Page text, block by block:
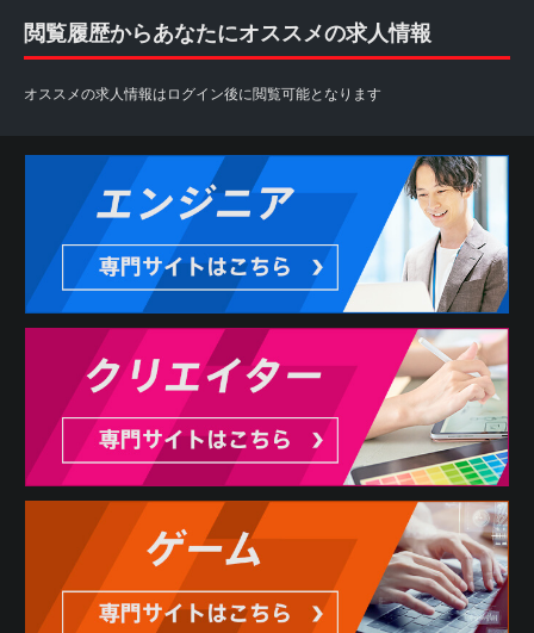
閲覧履歴からあなたにオススメの求人情報
オススメの求人情報はログイン後に閲覧可能となります